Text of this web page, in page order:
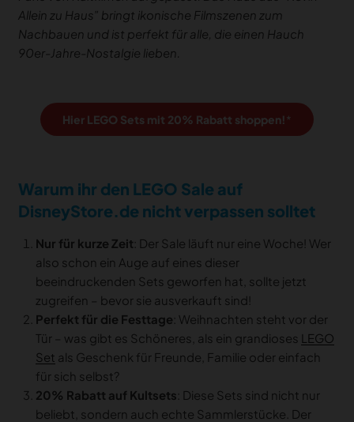
Allein zu Haus” bringt ikonische Filmszenen zum
Nachbauen und ist perfekt für alle, die einen Hauch
90er-Jahre-Nostalgie lieben.
Hier LEGO Sets mit 20% Rabatt shoppen!
Warum ihr den LEGO Sale auf
DisneyStore.de nicht verpassen solltet
Nur für kurze Zeit : Der Sale läuft nur eine Woche! Wer
also schon ein Auge auf eines dieser
beeindruckenden Sets geworfen hat, sollte jetzt
zugreifen – bevor sie ausverkauft sind!
Perfekt für die Festtage : Weihnachten steht vor der
Tür – was gibt es Schöneres, als ein grandioses
LEGO
Set als Geschenk für Freunde, Familie oder einfach
für sich selbst?
20% Rabatt auf Kultsets : Diese Sets sind nicht nur
beliebt, sondern auch echte Sammlerstücke. Der